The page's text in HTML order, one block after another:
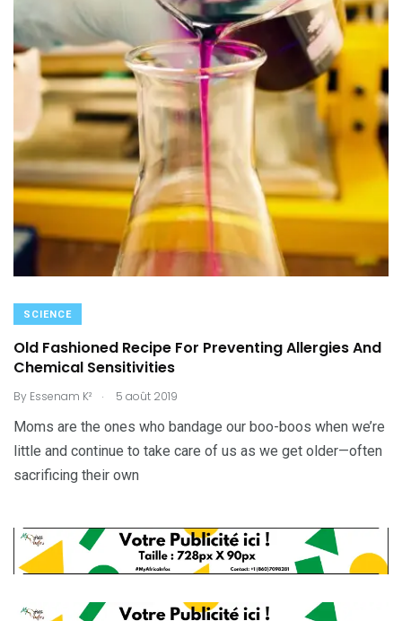
SCIENCE
Old Fashioned Recipe For Preventing Allergies And
Chemical Sensitivities
By Essenam K² . 5 août 2019
Moms are the ones who bandage our boo-boos when we’re
little and continue to take care of us as we get older—often
sacrificing their own